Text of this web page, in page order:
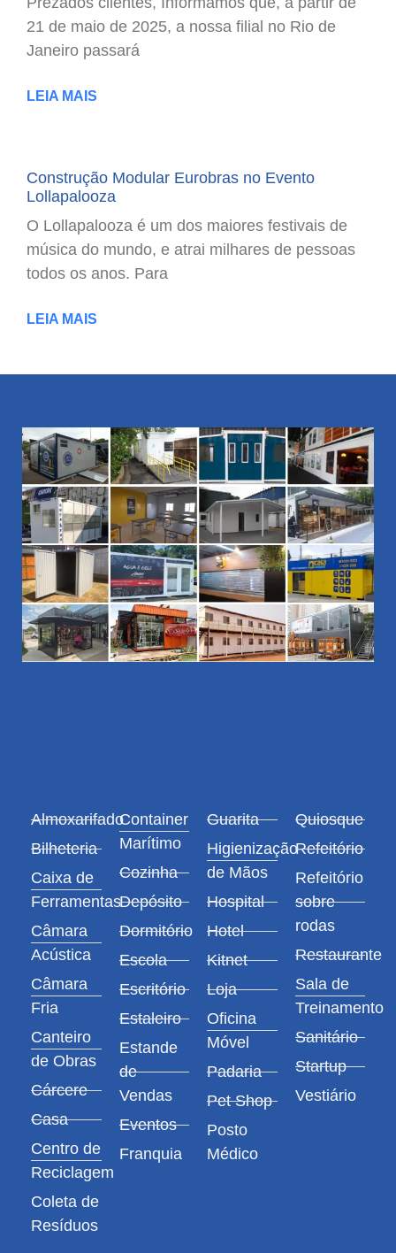
21 de maio de 2025, a nossa filial no Rio de
Janeiro passará
LEIA MAIS
Construção Modular Eurobras no Evento
Lollapalooza
O Lollapalooza é um dos maiores festivais de
música do mundo, e atrai milhares de pessoas
todos os anos. Para
LEIA MAIS
Almoxarifado
Bilheteria
Caixa de
Ferramentas
Câmara
Acústica
Câmara
Fria
Canteiro
de Obras
Cárcere
Casa
Centro de
Reciclagem
Coleta de
Resíduos
Container
Marítimo
Cozinha
Depósito
Dormitório
Escola
Escritório
Estaleiro
Estande
de
Vendas
Eventos
Franquia
Guarita
Higienização
de Mãos
Hospital
Hotel
Kitnet
Loja
Oficina
Móvel
Padaria
Pet Shop
Posto
Médico
Quiosque
Refeitório
Refeitório
sobre
rodas
Restaurante
Sala de
Treinamento
Sanitário
Startup
Vestiário